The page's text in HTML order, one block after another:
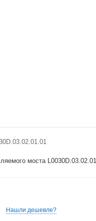
моста
Нашли дешевле?